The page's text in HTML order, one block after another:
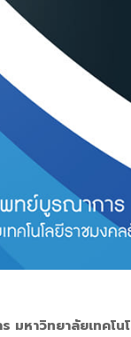
มหาวิทยาลัยเทค